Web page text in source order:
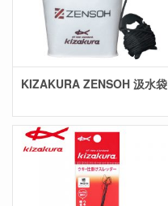
KIZAKURA ZENSOH 汲水袋